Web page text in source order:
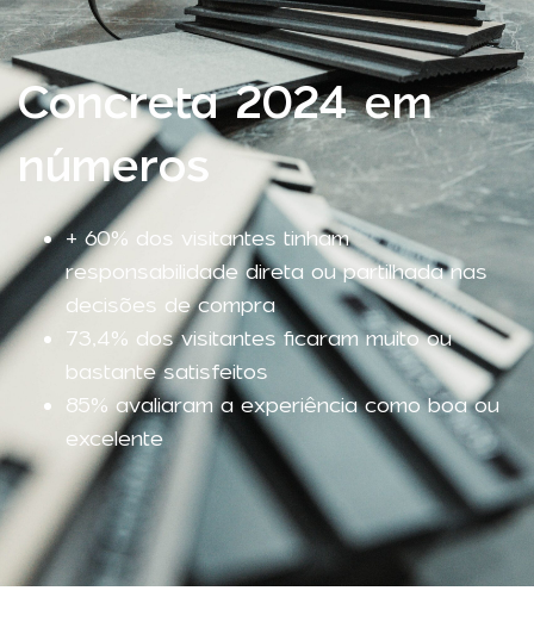
Concreta 2024 em
números
+ 60% dos visitantes tinham
responsabilidade direta ou partilhada nas
decisões de compra
73,4% dos visitantes ficaram muito ou
bastante satisfeitos
85% avaliaram a experiência como boa ou
excelente